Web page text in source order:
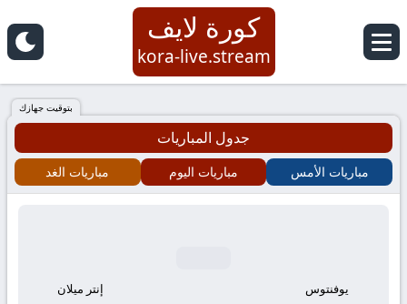
كورة
لايف
|
koora
كورة لايف
kora-live.stream
بتوقيت جهازك
جدول المباريات
مباريات الأمس مباريات اليوم مباريات الغد
يوفنتوس إنتر ميلان